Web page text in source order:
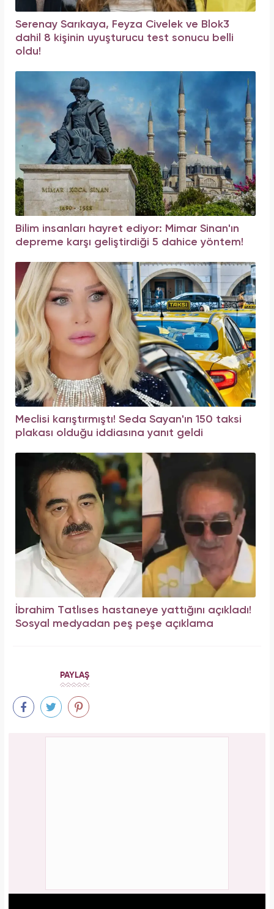
Serenay Sarıkaya, Feyza Civelek ve Blok3
dahil 8 kişinin uyuşturucu test sonucu belli
oldu!
Bilim insanları hayret ediyor: Mimar Sinan'ın
depreme karşı geliştirdiği 5 dahice yöntem!
Meclisi karıştırmıştı! Seda Sayan'ın 150 taksi
plakası olduğu iddiasına yanıt geldi
İbrahim Tatlıses hastaneye yattığını açıkladı!
Sosyal medyadan peş peşe açıklama
PAYLAŞ